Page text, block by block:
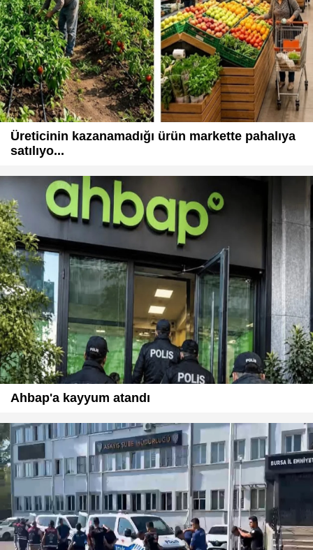
Üreticinin kazanamadığı ürün markette pahalıya
satılıyo...
Ahbap'a kayyum atandı